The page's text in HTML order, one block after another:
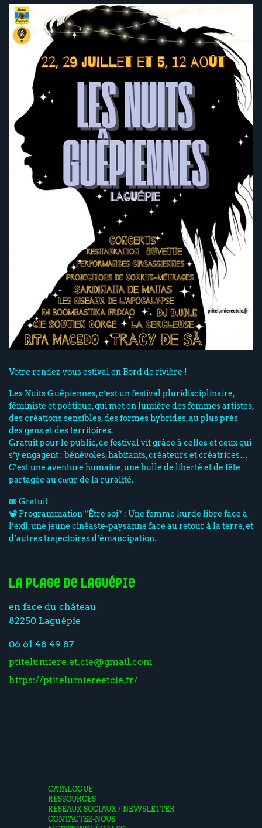
Votre rendez-vous estival en Bord de rivière !
Les Nuits Guêpiennes, c’est un festival pluridisciplinaire,
féministe et poétique, qui met en lumière des femmes artistes,
des créations sensibles, des formes hybrides, au plus près
des gens et des territoires.
Gratuit pour le public, ce festival vit grâce à celles et ceux qui
s’y engagent : bénévoles, habitants, créateurs et créatrices…
C’est une aventure humaine, une bulle de liberté et de fête
partagée au cœur de la ruralité.
🎟️ Gratuit
📽️ Programmation “Être soi” : Une femme kurde libre face à
l’exil, une jeune cinéaste-paysanne face au retour à la terre, et
d’autres trajectoires d’émancipation.
La plage de Laguépie
en face du château
82250 Laguépie
06 61 48 49 87
ptitelumiere.et.cie@gmail.com
https://ptitelumiereetcie.fr/
CATALOGUE
RESSOURCES
RÉSEAUX SOCIAUX / NEWSLETTER
CONTACTEZ-NOUS